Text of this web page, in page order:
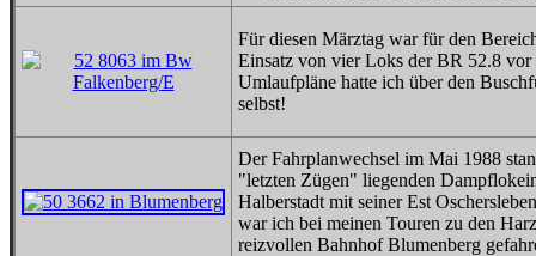
Für diesen Märztag war für den
Einsatz von vier Loks der BR 52.8 vor
Umlaufpläne hatte ich über den
selbst!
Der Fahrplanwechsel im Mai 1988
"letzten Zügen" liegenden
Halberstadt mit seiner Est
war ich bei meinen Touren zu den
reizvollen Bahnhof Blumenberg